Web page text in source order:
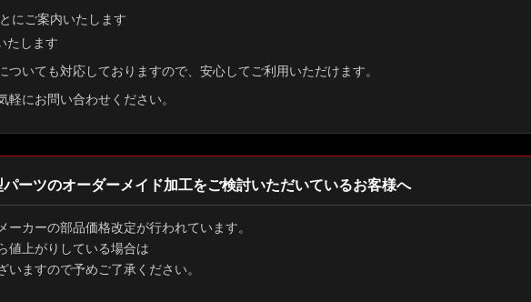
ーラツーリング
にご案内いたします
たします
いても対応しておりますので、安心してご利用いただけます。
にお問い合わせください。
ーツのオーダーメイド加工をご検討いただいているお客様へ
カーの部品価格改定が行われています。
値上がりしている場合は
ますので予めご了承ください。